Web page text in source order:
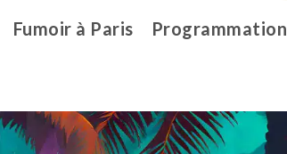
Fumoir à Paris Programmation